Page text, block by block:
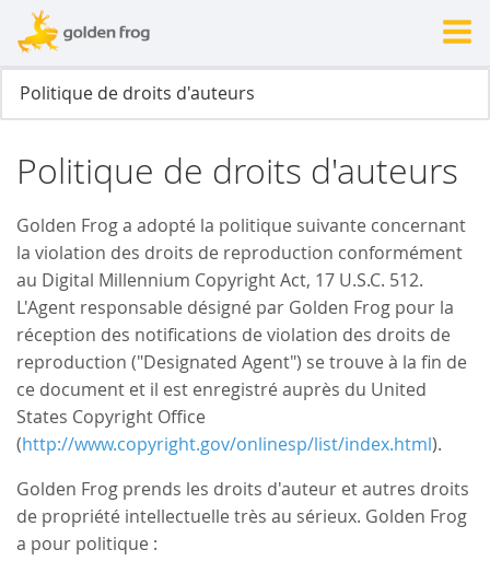
Politique de droits d'auteurs
Golden Frog a adopté la politique suivante concernant
la violation des droits de reproduction conformément
au Digital Millennium Copyright Act, 17 U.S.C. 512.
L'Agent responsable désigné par Golden Frog pour la
réception des notifications de violation des droits de
reproduction ("Designated Agent") se trouve à la fin de
ce document et il est enregistré auprès du United
States Copyright Office
(http://www.copyright.gov/onlinesp/list/index.html).
Golden Frog prends les droits d'auteur et autres droits
de propriété intellectuelle très au sérieux. Golden Frog
a pour politique :